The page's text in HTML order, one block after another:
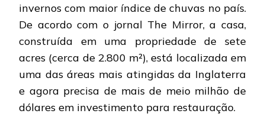
invernos com maior índice de chuvas no país.
De acordo com o jornal The Mirror, a casa,
construída em uma propriedade de sete
acres (cerca de 2.800 m²), está localizada em
uma das áreas mais atingidas da Inglaterra
e agora precisa de mais de meio milhão de
dólares em investimento para restauração.